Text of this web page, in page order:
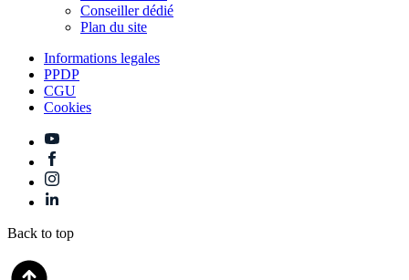
Conseiller dédié
Plan du site
Informations legales
PPDP
CGU
Cookies
Back to top